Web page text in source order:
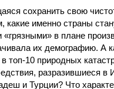
сохранить свою
какие именно страны
в плане
их демографию. А
топ-10 природных
разразившиеся в
и Турции? Что